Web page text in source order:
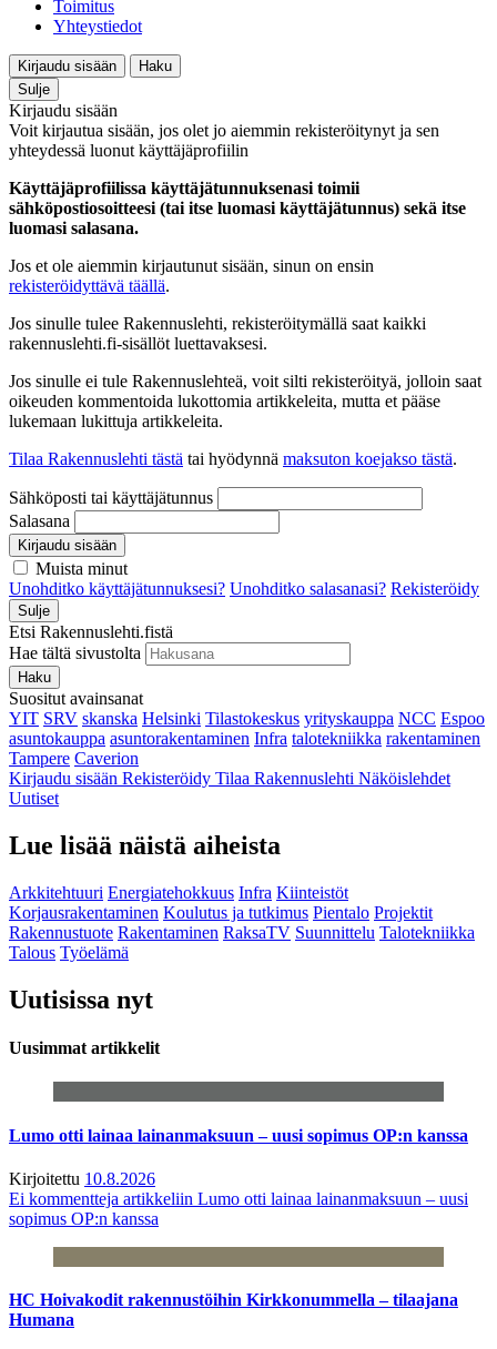
Toimitus
Yhteystiedot
Kirjaudu sisään
Haku
Sulje
Kirjaudu sisään
Voit kirjautua sisään, jos olet jo aiemmin rekisteröitynyt ja sen
yhteydessä luonut käyttäjäprofiilin
Käyttäjäprofiilissa käyttäjätunnuksenasi toimii
sähköpostiosoitteesi (tai itse luomasi käyttäjätunnus) sekä itse
luomasi salasana.
Jos et ole aiemmin kirjautunut sisään, sinun on ensin
rekisteröidyttävä täällä.
Jos sinulle tulee Rakennuslehti, rekisteröitymällä saat kaikki
rakennuslehti.fi-sisällöt luettavaksesi.
Jos sinulle ei tule Rakennuslehteä, voit silti rekisteröityä, jolloin saat
oikeuden kommentoida lukottomia artikkeleita, mutta et pääse
lukemaan lukittuja artikkeleita.
Tilaa Rakennuslehti tästä tai hyödynnä maksuton koejakso tästä.
Sähköposti tai käyttäjätunnus
Salasana
Kirjaudu sisään
Muista minut
Unohditko käyttäjätunnuksesi? Unohditko salasanasi? Rekisteröidy
Sulje
Etsi Rakennuslehti.fistä
Hae tältä sivustolta
Haku
Suositut avainsanat
YIT SRV skanska Helsinki Tilastokeskus yrityskauppa NCC Espoo
asuntokauppa asuntorakentaminen Infra talotekniikka rakentaminen
Tampere Caverion
Kirjaudu sisään Rekisteröidy Tilaa Rakennuslehti Näköislehdet
Uutiset
Lue lisää näistä aiheista
Arkkitehtuuri Energiatehokkuus Infra Kiinteistöt
Korjausrakentaminen Koulutus ja tutkimus Pientalo Projektit
Rakennustuote Rakentaminen RaksaTV Suunnittelu Talotekniikka
Talous Työelämä
Uutisissa nyt
Uusimmat artikkelit
Lumo otti lainaa lainanmaksuun – uusi sopimus OP:n kanssa
Kirjoitettu 10.8.2026
Ei kommentteja artikkeliin Lumo otti lainaa lainanmaksuun – uusi
sopimus OP:n kanssa
HC Hoivakodit rakennustöihin Kirkkonummella – tilaajana
Humana